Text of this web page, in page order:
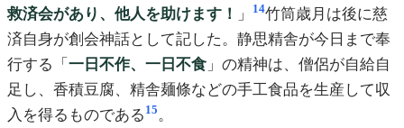
救済会があり、他人を助けます！
」 14竹筒歳月は後に慈
済自身が創会神話として記した。静思精舎が今日まで奉
行する「 一日不作、一日不食 」の精神は、僧侶が自給自
足し、香積豆腐、精舎麺條などの手工食品を生産して収
入を得るものである 15 。